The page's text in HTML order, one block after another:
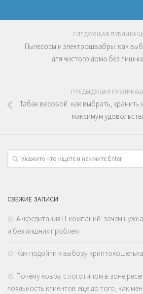
СЛЕДУЮЩАЯ
Пылесосы и электрошвабры: как
для чистого дома без
ПРЕДЫДУЩАЯ
Табак весовой: как выбрать, хранить
максимум
СВЕЖИЕ ЗАПИСИ
Аккредитация IT-компаний: зачем
и без лишних проблем
Как подойти к выбору
Почему ковры с логотипом в зоне
лояльность клиентов еще до того, как